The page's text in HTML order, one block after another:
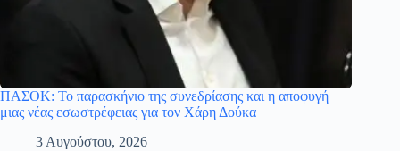
ΠΑΣΟΚ: Το παρασκήνιο της συνεδρίασης και η αποφυγή
μιας νέας εσωστρέφειας για τον Χάρη Δούκα
3 Αυγούστου, 2026